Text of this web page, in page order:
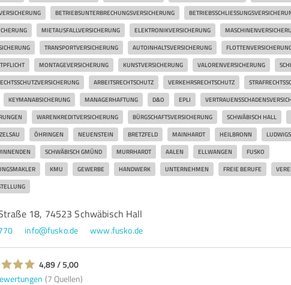
BETRIEBSUNTERBRECHUNGSVERSICHERUNG
MIETAUSFALLVERSICHERUNG ELEKTRONIKVERSICHERUNG
TRANSPORTVERSICHERUNG AUTOINHALTSVERSICHERUNG
MONTAGEVERSICHERUNG KUNSTVERSICHERUNG VALORENVERSICHERUNG
ARBEITSRECHTSCHUTZ VERKEHRSRECHTSCHUTZ
KEYMANABSICHERUNG MANAGERHAFTUNG D&O EPLI
WARENKREDITVERSICHERUNG BÜRGSCHAFTSVERSICHERUNG SCHWÄBISCH HALL
ÖHRINGEN NEUENSTEIN BRETZFELD MAINHARDT HEILBRONN
SCHWÄBISCH GMÜND MURRHARDT AALEN ELLWANGEN FUSKO
KMU GEWERBE HANDWERK UNTERNEHMEN FREIE BERUFE
18, 74523 Schwäbisch Hall
info@fusko.de www.fusko.de
4,89 / 5,00
(7 Quellen)